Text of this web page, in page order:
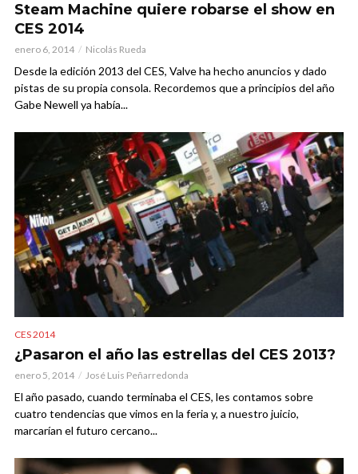
Steam Machine quiere robarse el show en
CES 2014
enero 6, 2014 Nicolás Rueda
Desde la edición 2013 del CES, Valve ha hecho anuncios y dado
pistas de su propia consola. Recordemos que a principios del año
Gabe Newell ya había...
CES 2014
¿Pasaron el año las estrellas del CES 2013?
enero 5, 2014 José Luis Peñarredonda
El año pasado, cuando terminaba el CES, les contamos sobre
cuatro tendencias que vimos en la feria y, a nuestro juicio,
marcarían el futuro cercano...